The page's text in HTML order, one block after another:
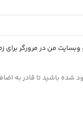
وبسایت من در مرورگر برای
شده باشید تا قادر به